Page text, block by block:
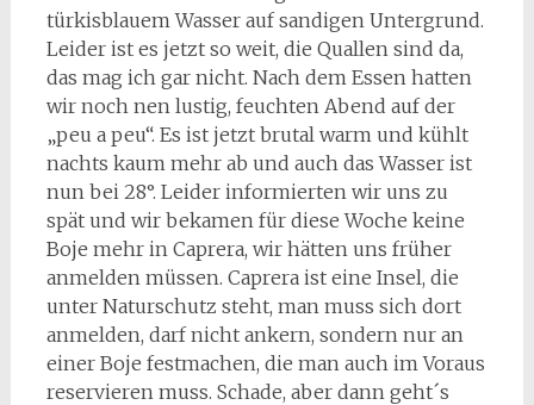
türkisblauem Wasser auf sandigen Untergrund.
Leider ist es jetzt so weit, die Quallen sind da,
das mag ich gar nicht. Nach dem Essen hatten
wir noch nen lustig, feuchten Abend auf der
„peu a peu“. Es ist jetzt brutal warm und kühlt
nachts kaum mehr ab und auch das Wasser ist
nun bei 28°. Leider informierten wir uns zu
spät und wir bekamen für diese Woche keine
Boje mehr in Caprera, wir hätten uns früher
anmelden müssen. Caprera ist eine Insel, die
unter Naturschutz steht, man muss sich dort
anmelden, darf nicht ankern, sondern nur an
einer Boje festmachen, die man auch im Voraus
reservieren muss. Schade, aber dann geht´s